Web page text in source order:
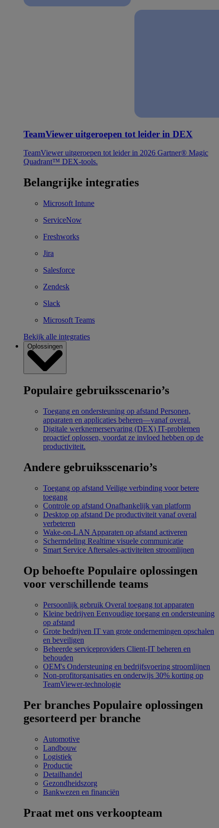
TeamViewer uitgeroepen tot leider in DEX
TeamViewer uitgeroepen tot leider in 2026 Gartner® Magic
Quadrant™ DEX-tools.
Belangrijke integraties
Microsoft Intune
ServiceNow
Freshworks
Jira
Salesforce
Zendesk
Slack
Microsoft Teams
Bekijk alle integraties
Oplossingen
Populaire gebruiksscenario’s
Toegang en ondersteuning op afstand Personen,
apparaten en applicaties beheren—vanaf overal.
Digitale werknemerservaring (DEX) IT-problemen
proactief oplossen, voordat ze invloed hebben op de
productiviteit.
Andere gebruiksscenario’s
Toegang op afstand Veilige verbinding voor betere
toegang
Controle op afstand Onafhankelijk van platform
Desktop op afstand De productiviteit vanaf overal
verbeteren
Wake-on-LAN Apparaten op afstand activeren
Schermdeling Realtime visuele communicatie
Smart Service Aftersales-activiteiten stroomlijnen
Op behoefte Populaire oplossingen
voor verschillende teams
Persoonlijk gebruik Overal toegang tot apparaten
Kleine bedrijven Eenvoudige toegang en ondersteuning
op afstand
Grote bedrijven IT van grote ondernemingen opschalen
en beveiligen
Beheerde serviceproviders Client-IT beheren en
behouden
OEM's Ondersteuning en bedrijfsvoering stroomlijnen
Non-profitorganisaties en onderwijs 30% korting op
TeamViewer-technologie
Per branches Populaire oplossingen
gesorteerd per branche
Automotive
Landbouw
Logistiek
Productie
Detailhandel
Gezondheidszorg
Bankwezen en financiën
Praat met ons verkoopteam